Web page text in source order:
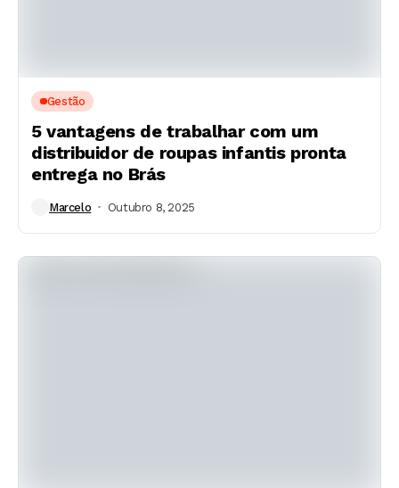
Gestão
5 vantagens de trabalhar com um
distribuidor de roupas infantis pronta
entrega no Brás
Marcelo Outubro 8, 2025